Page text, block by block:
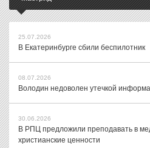
25.07.2026
В Екатеринбурге сбили беспилотник
08.07.2026
Володин недоволен утечкой
30.06.2026
В РПЦ предложили преподавать в
христианские ценности